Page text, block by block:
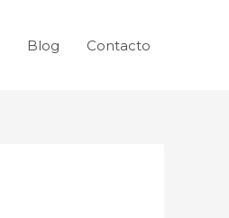
Blog Contacto